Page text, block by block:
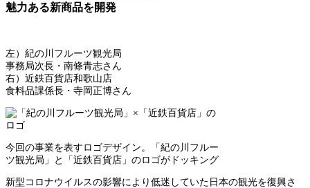
魅力ある新商品を開発
左）紀の川フルーツ観光局
事務局次長・南條青志さん
右）近鉄百貨店和歌山店
食料品課係長・寺岡正博さん
今回の事業を表すロゴデザイン。「紀の川フルー
ツ観光局」と「近鉄百貨店」のロゴがドッキング
新型コロナウイルスの影響により低迷していた日本の観光を復興さ